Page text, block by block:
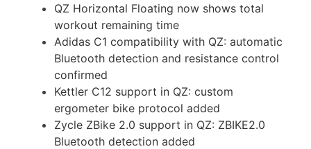
QZ Horizontal Floating now shows total
workout remaining time
Adidas C1 compatibility with QZ: automatic
Bluetooth detection and resistance control
confirmed
Kettler C12 support in QZ: custom
ergometer bike protocol added
Zycle ZBike 2.0 support in QZ: ZBIKE2.0
Bluetooth detection added